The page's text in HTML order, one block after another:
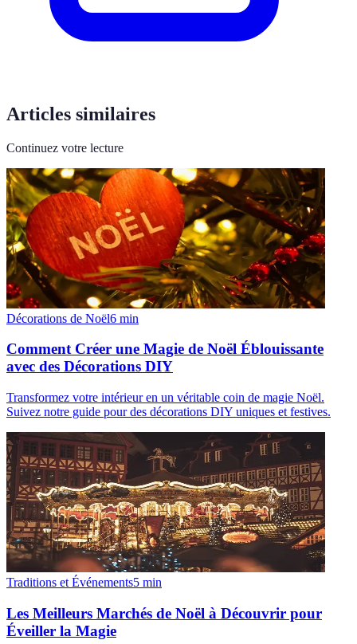
Articles similaires
Continuez votre lecture
Décorations de Noël6 min
Comment Créer une Magie de Noël Éblouissante
avec des Décorations DIY
Transformez votre intérieur en un véritable coin de magie Noël.
Suivez notre guide pour des décorations DIY uniques et festives.
Traditions et Événements5 min
Les Meilleurs Marchés de Noël à Découvrir pour
Éveiller la Magie